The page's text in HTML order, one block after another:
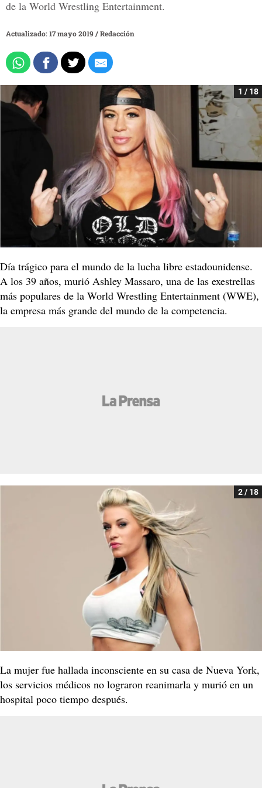
de la World Wrestling Entertainment.
Actualizado: 17 mayo 2019/Redacción
1 / 18
Día trágico para el mundo de la lucha libre estadounidense.
A los 39 años, murió Ashley Massaro, una de las exestrellas
más populares de la World Wrestling Entertainment (WWE),
la empresa más grande del mundo de la competencia.
2 / 18
La mujer fue hallada inconsciente en su casa de Nueva York,
los servicios médicos no lograron reanimarla y murió en un
hospital poco tiempo después.